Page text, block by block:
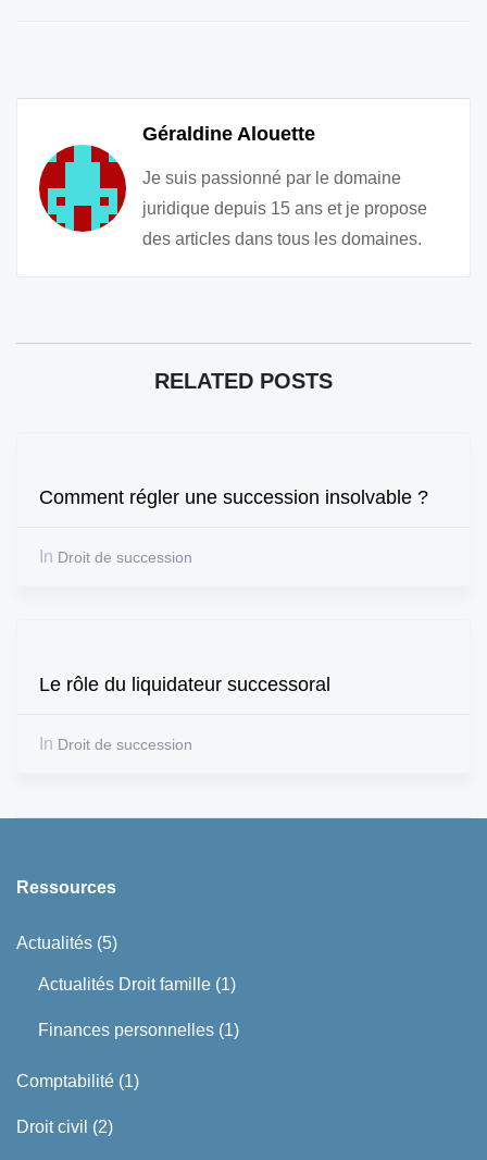
Géraldine Alouette
Je suis passionné par le domaine
juridique depuis 15 ans et je propose
des articles dans tous les domaines.
RELATED POSTS
Comment régler une succession insolvable ?
In Droit de succession
Le rôle du liquidateur successoral
In Droit de succession
Ressources
Actualités (5)
Actualités Droit famille (1)
Finances personnelles (1)
Comptabilité (1)
Droit civil (2)